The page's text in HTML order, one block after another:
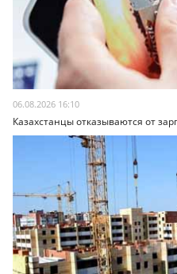
06.08.2026 16:10
Казахстанцы отказываются от